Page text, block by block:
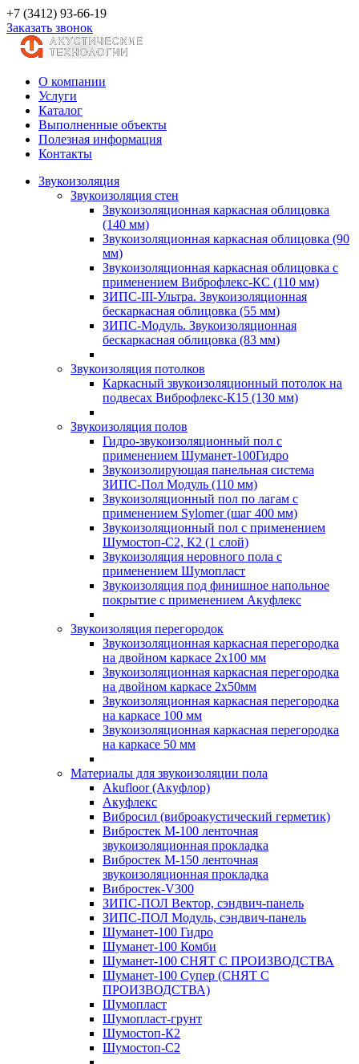
+7 (3412) 93-66-19
Заказать звонок
О компании
Услуги
Каталог
Выполненные объекты
Полезная информация
Контакты
Звукоизоляция
Звукоизоляция стен
Звукоизоляционная каркасная облицовка
(140 мм)
Звукоизоляционная каркасная облицовка (90
мм)
Звукоизоляционная каркасная облицовка с
применением Виброфлекс-КС (110 мм)
ЗИПС-III-Ультра. Звукоизоляционная
бескаркасная облицовка (55 мм)
ЗИПС-Модуль. Звукоизоляционная
бескаркасная облицовка (83 мм)
Звукоизоляция потолков
Каркасный звукоизоляционный потолок на
подвесах Виброфлекс-К15 (130 мм)
Звукоизоляция полов
Гидро-звукоизоляционный пол с
применением Шуманет-100Гидро
Звукоизолирующая панельная система
ЗИПС-Пол Модуль (110 мм)
Звукоизоляционный пол по лагам с
применением Sylomer (шаг 400 мм)
Звукоизоляционный пол с применением
Шумостоп-С2, К2 (1 слой)
Звукоизоляция неровного пола с
применением Шумопласт
Звукоизоляция под финишное напольное
покрытие с применением Акуфлекс
Звукоизоляция перегородок
Звукоизоляционная каркасная перегородка
на двойном каркасе 2х100 мм
Звукоизоляционная каркасная перегородка
на двойном каркасе 2х50мм
Звукоизоляционная каркасная перегородка
на каркасе 100 мм
Звукоизоляционная каркасная перегородка
на каркасе 50 мм
Материалы для звукоизоляции пола
Akufloor (Акуфлор)
Акуфлекс
Вибросил (виброакустический герметик)
Вибростек М-100 ленточная
звукоизоляционная прокладка
Вибростек М-150 ленточная
звукоизоляционная прокладка
Вибростек-V300
ЗИПС-ПОЛ Вектор, сэндвич-панель
ЗИПС-ПОЛ Модуль, сэндвич-панель
Шуманет-100 Гидро
Шуманет-100 Комби
Шуманет-100 СНЯТ С ПРОИЗВОДСТВА
Шуманет-100 Супер (СНЯТ С
ПРОИЗВОДСТВА)
Шумопласт
Шумопласт-грунт
Шумостоп-К2
Шумостоп-С2